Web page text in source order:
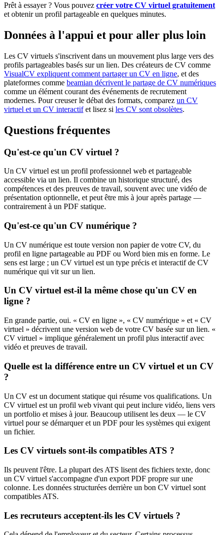
Prêt à essayer ? Vous pouvez créer votre CV virtuel gratuitement
et obtenir un profil partageable en quelques minutes.
Données à l'appui et pour aller plus loin
Les CV virtuels s'inscrivent dans un mouvement plus large vers des
profils partageables basés sur un lien. Des créateurs de CV comme
VisualCV expliquent comment partager un CV en ligne, et des
plateformes comme beamian décrivent le partage de CV numériques
comme un élément courant des événements de recrutement
modernes. Pour creuser le débat des formats, comparez un CV
virtuel et un CV interactifet lisez si les CV sont obsolètes.
Questions fréquentes
Qu'est-ce qu'un CV virtuel ?
Un CV virtuel est un profil professionnel web et partageable
accessible via un lien. Il combine un historique structuré, des
compétences et des preuves de travail, souvent avec une vidéo de
présentation optionnelle, et peut être mis à jour après partage —
contrairement à un PDF statique.
Qu'est-ce qu'un CV numérique ?
Un CV numérique est toute version non papier de votre CV, du
profil en ligne partageable au PDF ou Word bien mis en forme. Le
sens est large ; un CV virtuel est un type précis et interactif de CV
numérique qui vit sur un lien.
Un CV virtuel est-il la même chose qu'un CV en
ligne ?
En grande partie, oui. « CV en ligne », « CV numérique » et « CV
virtuel » décrivent une version web de votre CV basée sur un lien. «
CV virtuel » implique généralement un profil plus interactif avec
vidéo et preuves de travail.
Quelle est la différence entre un CV virtuel et un CV
?
Un CV est un document statique qui résume vos qualifications. Un
CV virtuel est un profil web vivant qui peut inclure vidéo, liens vers
un portfolio et mises à jour. Beaucoup utilisent les deux — le CV
virtuel pour se démarquer et un PDF pour les systèmes qui exigent
un fichier.
Les CV virtuels sont-ils compatibles ATS ?
Ils peuvent l'être. La plupart des ATS lisent des fichiers texte, donc
un CV virtuel s'accompagne d'un export PDF propre sur une
colonne. Les données structurées derrière un bon CV virtuel sont
compatibles ATS.
Les recruteurs acceptent-ils les CV virtuels ?